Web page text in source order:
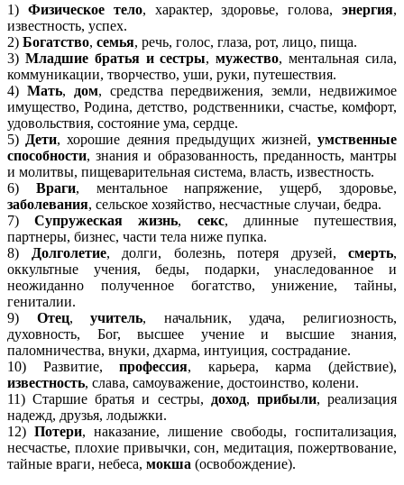
1) Физическое тело, характер, здоровье, голова,энергия,
известность, успех.
2) Богатство, семья, речь, голос, глаза, рот, лицо, пища.
3) Младшие братья и сестры,мужество, ментальная сила,
коммуникации, творчество, уши, руки, путешествия.
4) Мать, дом, средства передвижения, земли, недвижимое
имущество, Родина, детство, родственники, счастье, комфорт,
удовольствия, состояние ума, сердце.
5) Дети, хорошие деяния предыдущих жизней,умственные
способности, знания и образованность, преданность, мантры
и молитвы, пищеварительная система, власть, известность.
6) Враги, ментальное напряжение, ущерб, здоровье,
заболевания, сельское хозяйство, несчастные случаи, бедра.
7)Супружеская жизнь, секс, длинные путешествия,
партнеры, бизнес, части тела ниже пупка.
8)
Долголетие, долги, болезнь, потеря друзей, смерть,
оккультные учения, беды, подарки, унаследованное и
неожиданно полученное богатство, унижение, тайны,
гениталии.
9) Отец,учитель, начальник, удача, религиозность,
духовность, Бог, высшее учение и высшие знания,
паломничества, внуки, дхарма, интуиция, сострадание.
10) Развитие,профессия, карьера, карма (действие),
известность, слава, самоуважение, достоинство, колени.
11) Старшие братья и сестры, доход, прибыли, реализация
надежд, друзья, лодыжки.
12) Потери, наказание, лишение свободы, госпитализация,
несчастье, плохие привычки, сон, медитация, пожертвование,
тайные враги, небеса, мокша (освобождение).